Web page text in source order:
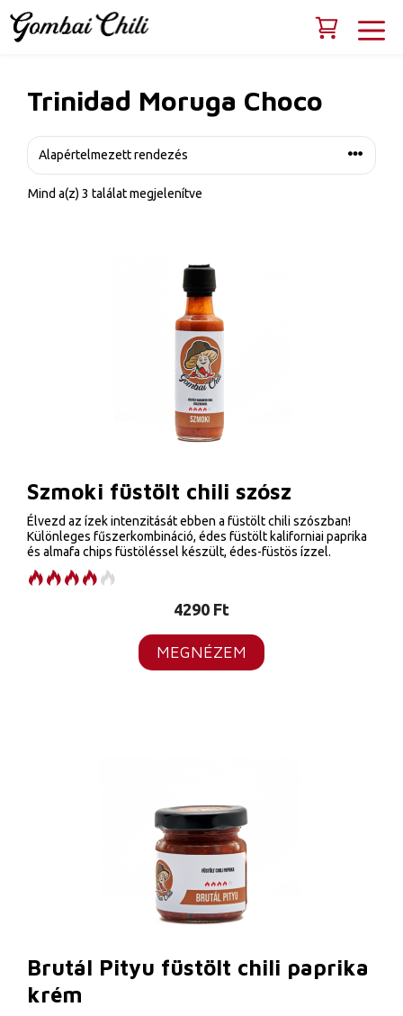
tartalomba
Trinidad Moruga Choco
Mind a(z) 3 találat megjelenítve
Szmoki füstölt chili szósz
Élvezd az ízek intenzitását ebben a füstölt chili szószban!
Különleges fűszerkombináció, édes füstölt kaliforniai paprika
és almafa chips füstöléssel készült, édes-füstös ízzel.
4290 Ft
MEGNÉZEM
Brutál Pityu füstölt chili paprika
krém